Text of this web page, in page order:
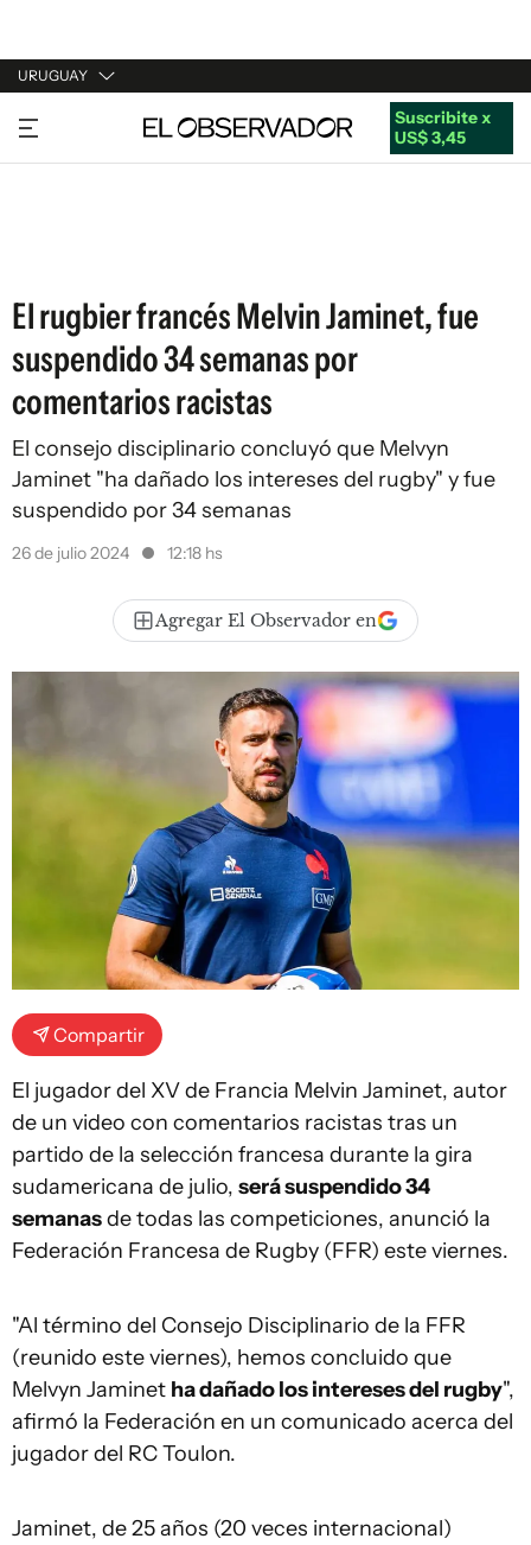
URUGUAY
URUGUAY
ARGENTINA
Suscribite x
US$ 3,45
El rugbier francés Melvin Jaminet, fue
suspendido 34 semanas por
comentarios racistas
El consejo disciplinario concluyó que Melvyn
Jaminet "ha dañado los intereses del rugby" y fue
suspendido por 34 semanas
26 de julio 2024 12:18 hs
Agregar El Observador en
Compartir
El jugador del XV de Francia Melvin Jaminet, autor
de un video con comentarios racistas tras un
partido de la selección francesa durante la gira
sudamericana de julio, será suspendido 34
semanasde todas las competiciones, anunció la
Federación Francesa de Rugby (FFR) este viernes.
"Al término del Consejo Disciplinario de la FFR
(reunido este viernes), hemos concluido que
Melvyn Jaminet ha dañado los intereses del rugby",
afirmó la Federación en un comunicado acerca del
jugador del RC Toulon.
Jaminet, de 25 años (20 veces internacional)